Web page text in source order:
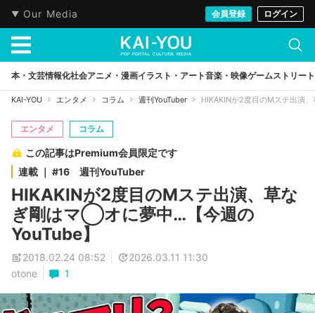
Our Media 会員登録 ログイン
本・文芸情報化社会アニメ・漫画イラスト・アート音楽・映像ゲームストリート
KAI-YOU エンタメ コラム 週刊YouTuber HIKAKINが2度目のMステ出演
エンタメ コラム
この記事はPremium会員限定です
連載 ｜ #16 週刊YouTuber
HIKAKINが2度目のMステ出演、草な
ぎ剛はマ◯オに夢中…【今週の
YouTube】
2018.02.24 08:52
2026.03.11 11:30
otone
1